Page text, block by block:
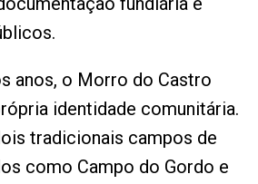
anos, o Morro do Castro
identidade comunitária.
tradicionais campos de
como Campo do Gordo e